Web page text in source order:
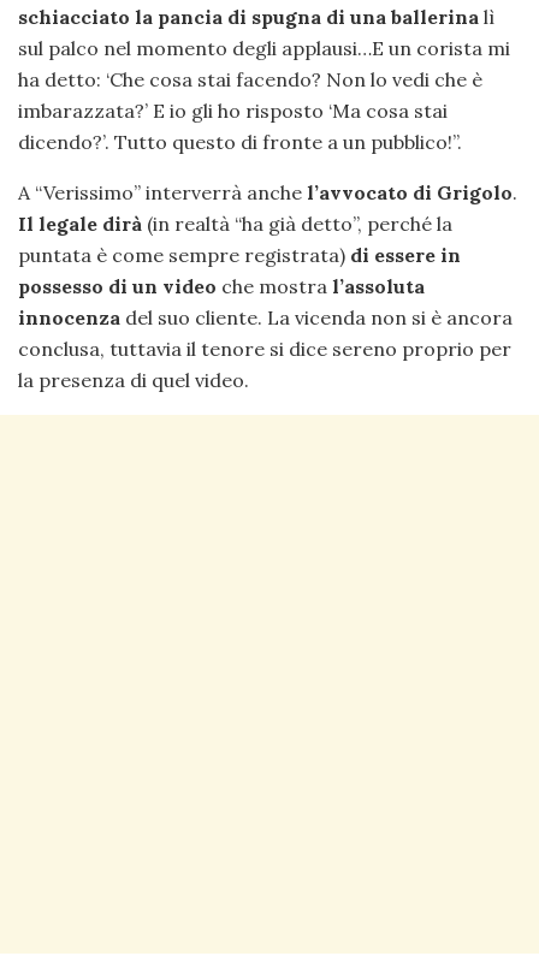
schiacciato la pancia di spugna di una ballerina lì
sul palco nel momento degli applausi…E un corista mi
ha detto: ‘Che cosa stai facendo? Non lo vedi che è
imbarazzata?’ E io gli ho risposto ‘Ma cosa stai
dicendo?’. Tutto questo di fronte a un pubblico!”.
A “Verissimo” interverrà anche l’avvocato di Grigolo.
Il legale dirà (in realtà “ha già detto”, perché la
puntata è come sempre registrata) di essere in
possesso di un video che mostra l’assoluta
innocenza del suo cliente. La vicenda non si è ancora
conclusa, tuttavia il tenore si dice sereno proprio per
la presenza di quel video.